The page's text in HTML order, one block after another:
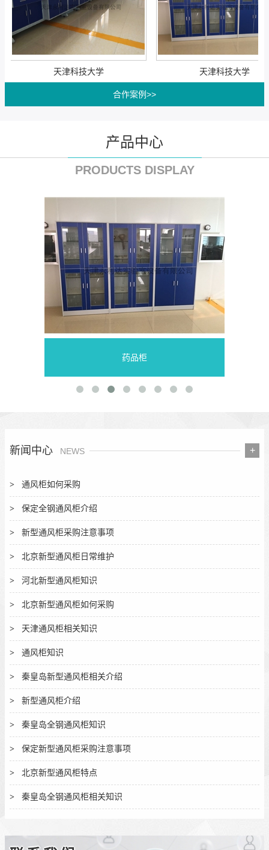
天津科技大学 天津科技大学
合作案例>>
产品中心
PRODUCTS DISPLAY
药品柜
新闻中心 NEWS +
通风柜如何采购
保定全钢通风柜介绍
新型通风柜采购注意事项
北京新型通风柜日常维护
河北新型通风柜知识
北京新型通风柜如何采购
天津通风柜相关知识
通风柜知识
秦皇岛新型通风柜相关介绍
新型通风柜介绍
秦皇岛全钢通风柜知识
保定新型通风柜采购注意事项
北京新型通风柜特点
秦皇岛全钢通风柜相关知识